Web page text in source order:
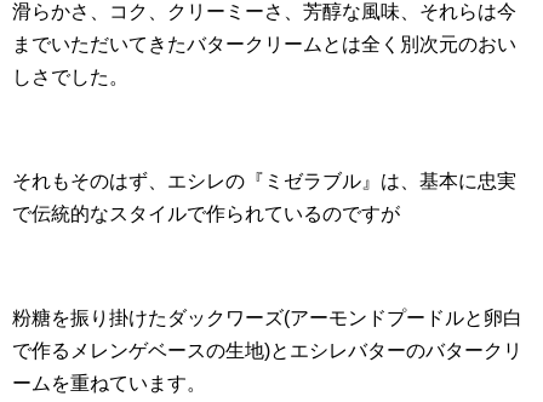
滑らかさ、コク、クリーミーさ、芳醇な風味、それらは今
までいただいてきたバタークリームとは全く別次元のおい
しさでした。
それもそのはず、エシレの『ミゼラブル』は、基本に忠実
で伝統的なスタイルで作られているのですが
粉糖を振り掛けたダックワーズ(アーモンドプードルと卵白
で作るメレンゲベースの生地)とエシレバターのバタークリ
ームを重ねています。